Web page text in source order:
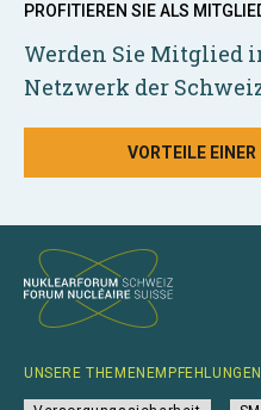
PROFITIEREN SIE ALS
Werden Sie Mitglied
Netzwerk der
VORTEILE
UNSERE THEMENEMPFEHLUNGEN